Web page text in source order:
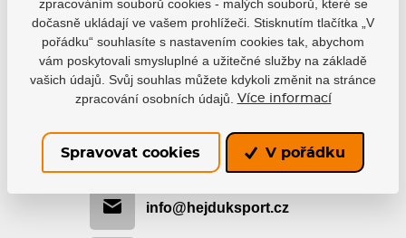
Rádi vám pomůžeme s výběrem nebo doporučíme
nejvhodnější řešení.
info@hejduksport.cz
zpracováním souborů cookies - malých souborů, které se
dočasně ukládají ve vašem prohlížeči. Stisknutím tlačítka „V
pořádku“ souhlasíte s nastavením cookies tak, abychom
vám poskytovali smysluplné a užitečné služby na základě
vašich údajů. Svůj souhlas můžete kdykoli změnit na stránce
zpracování osobních údajů.
Více informací
Spravovat cookies V pořádku